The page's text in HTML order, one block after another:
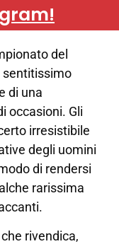
del
sentitissimo
di una
occasioni. Gli
irresistibile
degli uomini
di rendersi
rarissima
rivendica,